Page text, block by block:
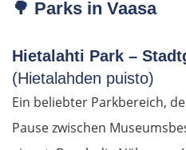
🌳 Parks in Vaasa
Hietalahti Park –
(Hietalahden puisto)
Ein beliebter Parkbereich,
Pause zwischen
Pompeji
Neapel
Rom